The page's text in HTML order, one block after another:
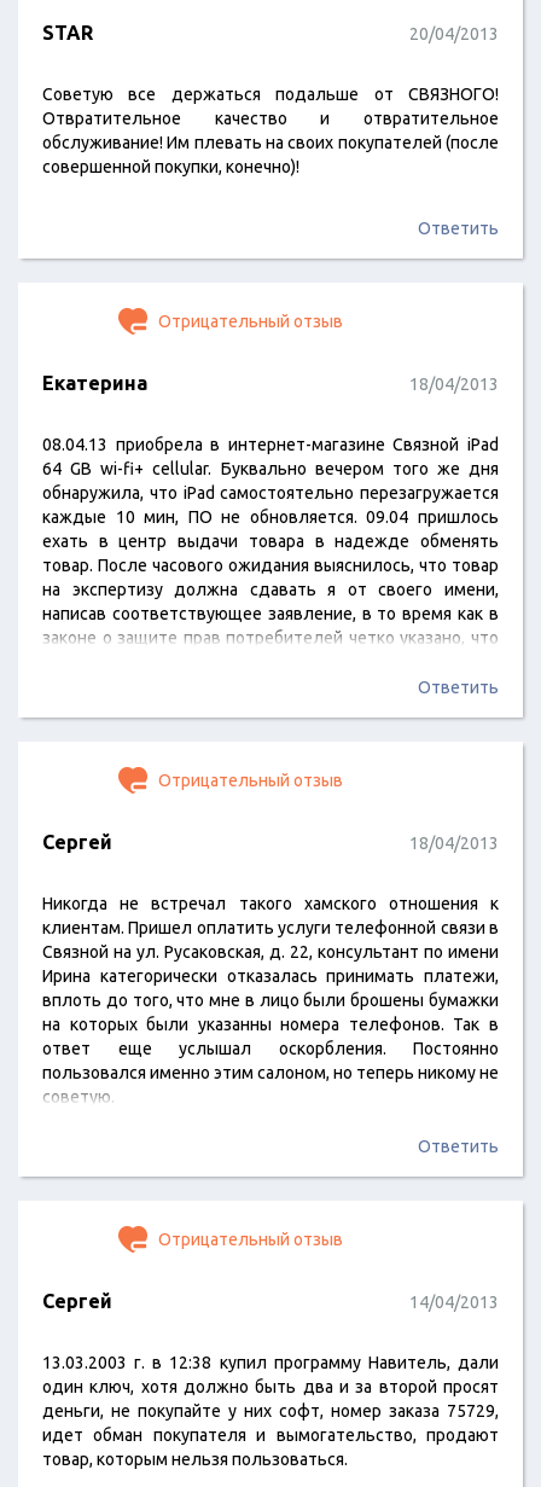
STAR 20/04/2013
Советую все держаться подальше от СВЯЗНОГО!
Отвратительное качество и отвратительное
обслуживание! Им плевать на своих покупателей (после
совершенной покупки, конечно)!
Ответить
Отрицательный отзыв
Екатерина 18/04/2013
08.04.13 приобрела в интернет-магазине Связной iPad
64 GB wi-fi+ cellular. Буквально вечером того же дня
обнаружила, что iPad самостоятельно перезагружается
каждые 10 мин, ПО не обновляется. 09.04 пришлось
ехать в центр выдачи товара в надежде обменять
товар. После часового ожидания выяснилось, что товар
на экспертизу должна сдавать я от своего имени,
написав соответствующее заявление, в то время как в
законе о защите прав потребителей четко указано, что
В результате вынуждена была написать претензию с
Ответить
Отрицательный отзыв
Сергей 18/04/2013
Никогда не встречал такого хамского отношения к
клиентам. Пришел оплатить услуги телефонной связи в
Связной на ул. Русаковская, д. 22, консультант по имени
Ирина категорически отказалась принимать платежи,
вплоть до того, что мне в лицо были брошены бумажки
на которых были указанны номера телефонов. Так в
ответ еще услышал оскорбления. Постоянно
пользовался именно этим салоном, но теперь никому не
советую.
Ответить
Отрицательный отзыв
Сергей 14/04/2013
13.03.2003 г. в 12:38 купил программу Навитель, дали
один ключ, хотя должно быть два и за второй просят
деньги, не покупайте у них софт, номер заказа 75729,
идет обман покупателя и вымогательство, продают
товар, которым нельзя пользоваться.